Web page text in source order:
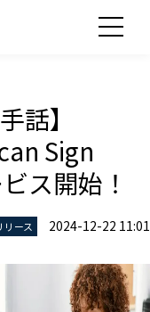
話】
Sign
ス開始！
リース 2024-12-22 11:01